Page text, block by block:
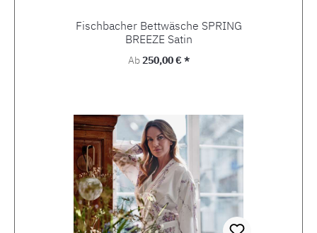
Fischbacher Bettwäsche SPRING
BREEZE Satin
Regulärer Preis:
Ab250,00 € *